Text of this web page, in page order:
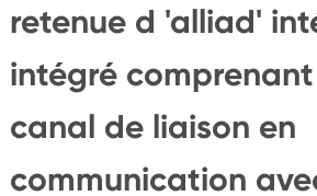
retenue d 'alliad'
intégré
canal de liaison en
communication